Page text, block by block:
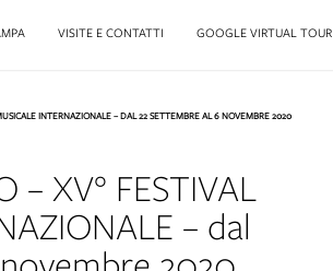
VISITE E CONTATTI GOOGLE VIRTUAL TOUR
INTERNAZIONALE – DAL 22 SETTEMBRE AL 6 NOVEMBRE 2020
– XV° FESTIVAL
– dal